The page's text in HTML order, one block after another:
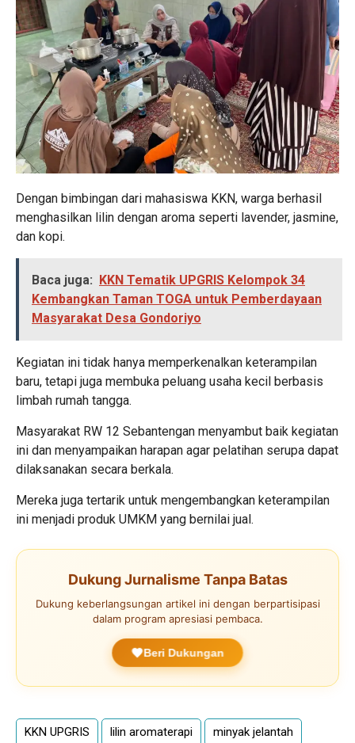
Dengan bimbingan dari mahasiswa KKN, warga berhasil
menghasilkan lilin dengan aroma seperti lavender, jasmine,
dan kopi.
Baca juga: KKN Tematik UPGRIS Kelompok 34
Kembangkan Taman TOGA untuk Pemberdayaan
Masyarakat Desa Gondoriyo
Kegiatan ini tidak hanya memperkenalkan keterampilan
baru, tetapi juga membuka peluang usaha kecil berbasis
limbah rumah tangga.
Masyarakat RW 12 Sebantengan menyambut baik kegiatan
ini dan menyampaikan harapan agar pelatihan serupa dapat
dilaksanakan secara berkala.
Mereka juga tertarik untuk mengembangkan keterampilan
ini menjadi produk UMKM yang bernilai jual.
Dukung Jurnalisme Tanpa Batas
Dukung keberlangsungan artikel ini dengan berpartisipasi
dalam program apresiasi pembaca.
Beri Dukungan
KKN UPGRIS lilin aromaterapi minyak jelantah